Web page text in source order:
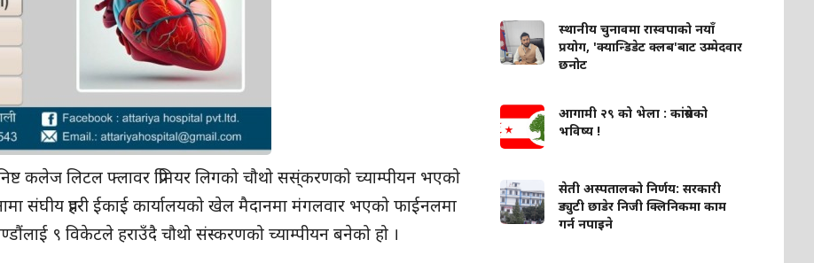
कलेज लिटल फ्लावर प्रिमियर लिगको चौथो सस्ंकरणको च्याम्पीयन भएको
संघीय प्रहरी ईकाई कार्यालयको खेल मैदानमा मंगलवार भएको फाईनलमा
९ विकेटले हराउँदै चौथो संस्करणको च्याम्पीयन बनेको हो ।
स्थानीय चुनावमा रास्वपाको नयाँ
प्रयोग, 'क्यान्डिडेट क्लब'बाट उम्मेदवार
छनोट
आगामी २९ को भेला : कांग्रेसको
भविष्य !
सेती अस्पतालको निर्णय: सरकारी
ड्युटी छाडेर निजी क्लिनिकमा काम
गर्न नपाइने